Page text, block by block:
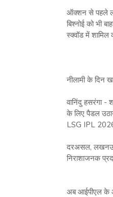
ऑक्शन से पहले
बिश्नोई को भी
स्क्वॉड में
नीलामी के दिन
वानिंदु हसरंगा
के लिए पैडल
LSG IPL
दरअसल, लखनऊ
निराशाजनक
अब आईपीएल के